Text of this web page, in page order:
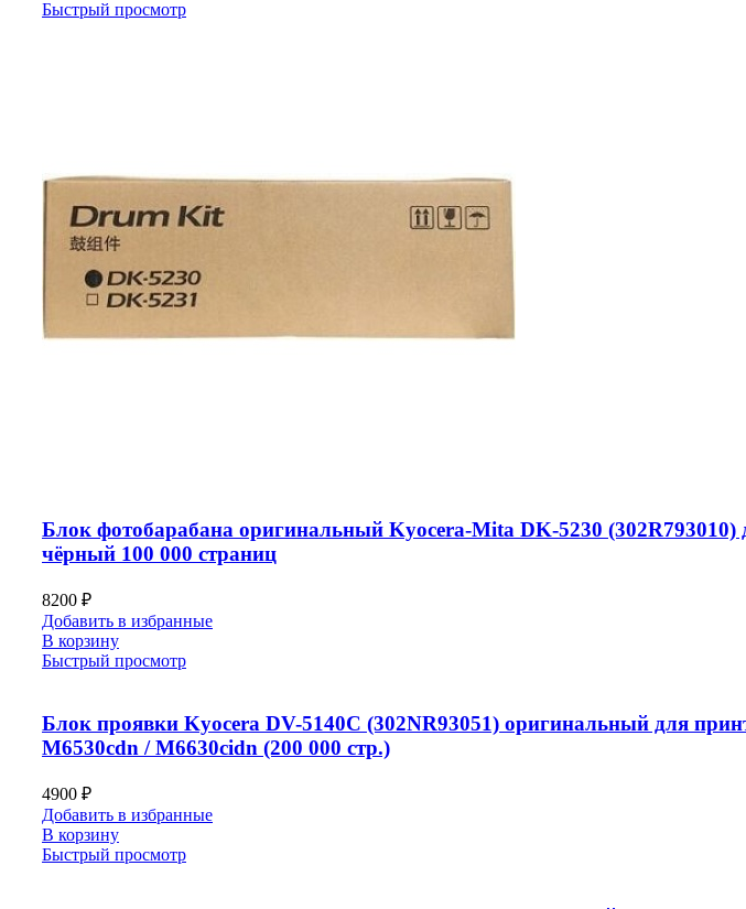
Быстрый просмотр
Блок фотобарабана оригинальный Kyocera-Mita DK-5230
чёрный 100 000 страниц
8200 ₽
Добавить в избранные
В корзину
Быстрый просмотр
Блок проявки Kyocera DV-5140C (302NR93051) оригинальный для
M6530cdn / M6630cidn (200 000 стр.)
4900 ₽
Добавить в избранные
В корзину
Быстрый просмотр